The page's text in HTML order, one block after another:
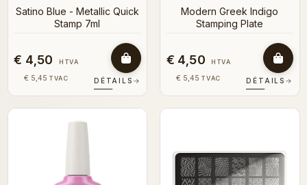
Satino Blue - Metallic Quick
Stamp 7ml
€ 4,50 HTVA
€ 5,45 TVAC DÉTAILS →
Modern Greek Indigo
Stamping Plate
€ 4,50 HTVA
€ 5,45 TVAC DÉTAILS →